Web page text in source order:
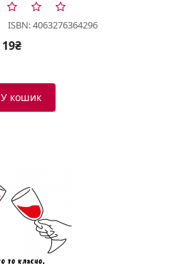
ISBN: 4063276364296
19₴
У кошик